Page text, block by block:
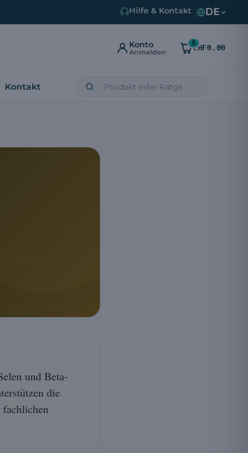
Hilfe & Kontakt DE
Konto
Anmelden
0
CHF0.00
Kontakt
und Beta-
die
fachlichen